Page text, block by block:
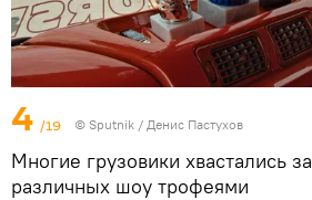
4 /19 © Sputnik / Денис Пастухов
Многие грузовики хвастались
различных шоу трофеями